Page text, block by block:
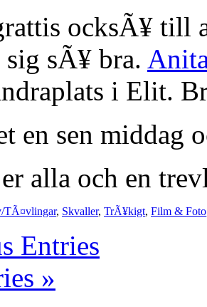
ocksÃ¥ till
sig sÃ¥ bra.
i Elit.
en sen middag
alla och en
TÃ¤vlingar, Skvaller, TrÃ¥kigt, Film & Foto
Entries
»